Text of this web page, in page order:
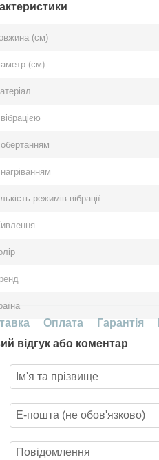
(см)
(см)
режимів вібрації
Оплата Гарантія
відгук або коментар